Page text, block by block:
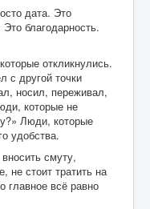
дата. Это
благодарность.
откликнулись.
с другой точки
носил, переживал,
которые не
Люди, которые
удобства.
смуту,
не стоит тратить на
главное всё равно